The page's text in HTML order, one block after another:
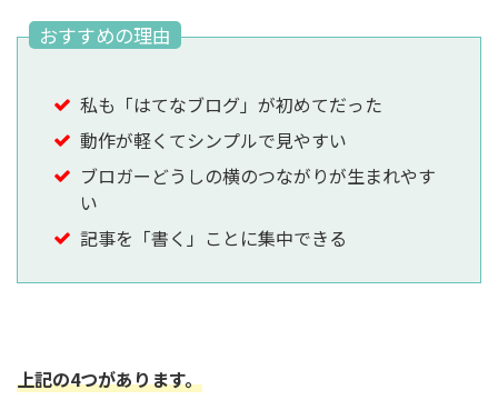
おすすめの理由
私も「はてなブログ」が初めてだった
動作が軽くてシンプルで見やすい
ブロガーどうしの横のつながりが生まれやす
い
記事を「書く」ことに集中できる
上記の4つがあります。